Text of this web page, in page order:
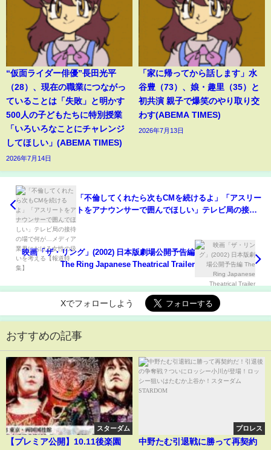
“仮面ライダー俳優”長田光平
（28）、現在の職業につながっ
ていることは「失敗」と明かす
500人の子どもたちに特別授業
「いろいろなことにチャレンジ
してほしい」(ABEMA TIMES)
2026年7月14日
「家に帰ってから話します」水
谷豊（73）、娘・趣里（35）と
初共演 親子で爆笑のやり取り交
わす(ABEMA TIMES)
2026年7月13日
「不倫してくれたら次もCMを続けるよ」「アスリー
トをアナウンサーで囲んでほしい」テレビ局の接待
映画「ザ・リング」(2002) 日本版劇場公開予告編
The Ring Japanese Theatrical Trailer
Xでフォローしよう
おすすめの記事
スターダム
【プレミア公開】10.11後楽園
プロレス
中野たむ引退戦に勝って再契約